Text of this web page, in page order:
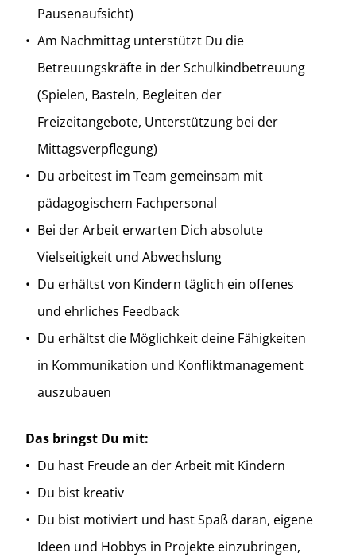
Pausenaufsicht)
Am Nachmittag unterstützt Du die
Betreuungskräfte in der Schulkindbetreuung
(Spielen, Basteln, Begleiten der
Freizeitangebote, Unterstützung bei der
Mittagsverpflegung)
Du arbeitest im Team gemeinsam mit
pädagogischem Fachpersonal
Bei der Arbeit erwarten Dich absolute
Vielseitigkeit und Abwechslung
Du erhältst von Kindern täglich ein offenes
und ehrliches Feedback
Du erhältst die Möglichkeit deine Fähigkeiten
in Kommunikation und Konfliktmanagement
auszubauen
Das bringst Du mit:
Du hast Freude an der Arbeit mit Kindern
Du bist kreativ
Du bist motiviert und hast Spaß daran, eigene
Ideen und Hobbys in Projekte einzubringen,